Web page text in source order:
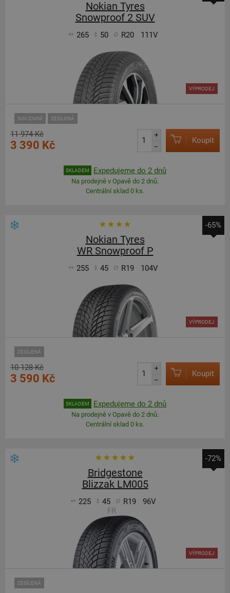
Nokian Tyres
Snowproof 2 SUV
265 50 R20 111V
SUV-ZIMNÍ ZESÍLENÁ
VÝPRODEJ
11 974 Kč
3 390 Kč
+
–
Koupit
SKLADEM Expedujeme do 2 dnů
Na prodejně v Opavě do 2 dnů.
Centrální sklad 0 ks.
-65%
Nokian Tyres
WR Snowproof P
255 45 R19 104V
ZESÍLENÁ
VÝPRODEJ
10 128 Kč
3 590 Kč
+
–
Koupit
SKLADEM Expedujeme do 2 dnů
Na prodejně v Opavě do 2 dnů.
Centrální sklad 0 ks.
-72%
Bridgestone
Blizzak LM005
225 45 R19
96V
FR
ZESÍLENÁ
VÝPRODEJ